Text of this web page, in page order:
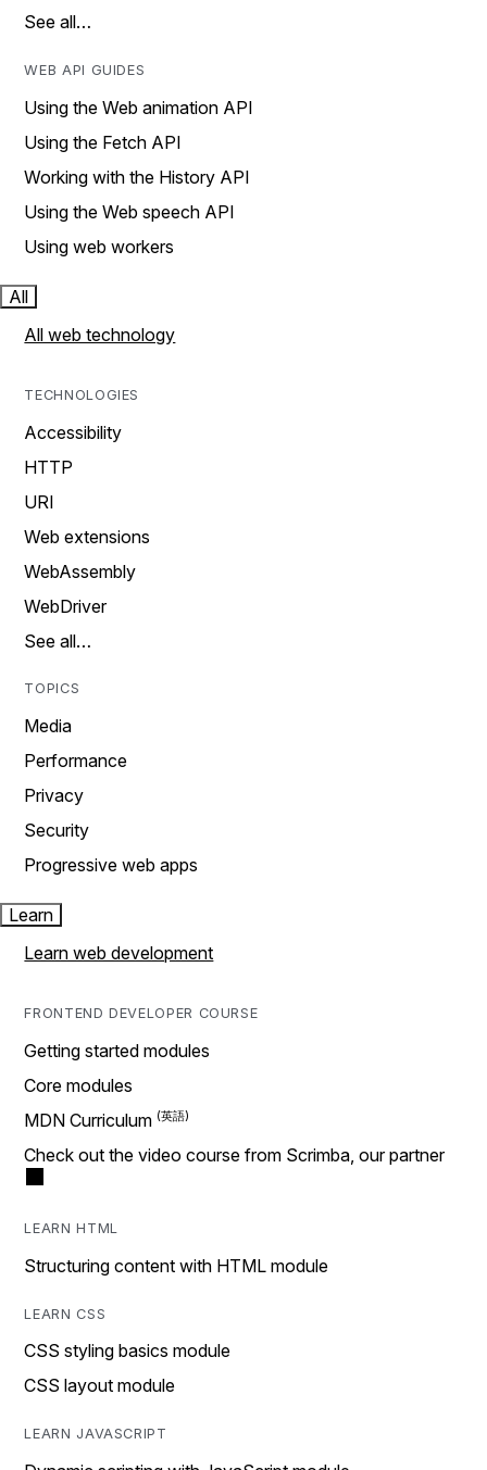
See all…
WEB API GUIDES
Using the Web animation API
Using the Fetch API
Working with the History API
Using the Web speech API
Using web workers
All
All web technology
TECHNOLOGIES
Accessibility
HTTP
URI
Web extensions
WebAssembly
WebDriver
See all…
TOPICS
Media
Performance
Privacy
Security
Progressive web apps
Learn
Learn web development
FRONTEND DEVELOPER COURSE
Getting started modules
Core modules
MDN Curriculum
Check out the video course from Scrimba, our partner
LEARN HTML
Structuring content with HTML module
LEARN CSS
CSS styling basics module
CSS layout module
LEARN JAVASCRIPT